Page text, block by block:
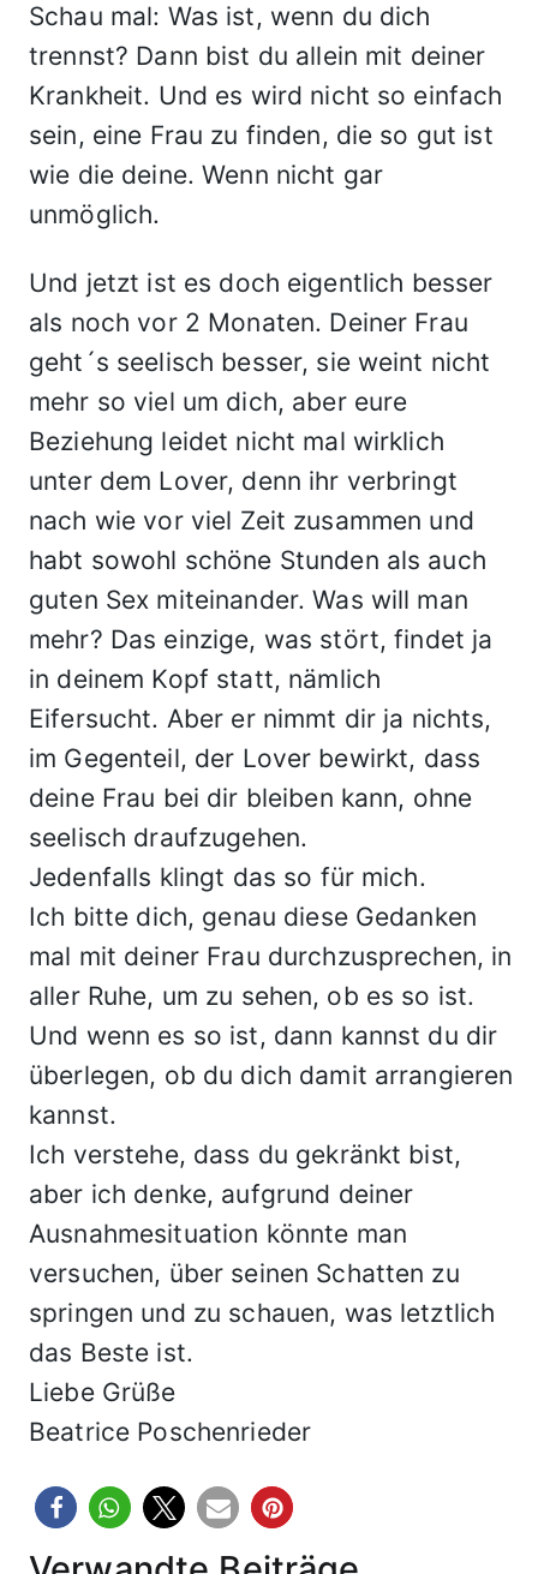
Schau mal: Was ist, wenn du dich
trennst? Dann bist du allein mit deiner
Krankheit. Und es wird nicht so einfach
sein, eine Frau zu finden, die so gut ist
wie die deine. Wenn nicht gar
unmöglich.
Und jetzt ist es doch eigentlich besser
als noch vor 2 Monaten. Deiner Frau
geht´s seelisch besser, sie weint nicht
mehr so viel um dich, aber eure
Beziehung leidet nicht mal wirklich
unter dem Lover, denn ihr verbringt
nach wie vor viel Zeit zusammen und
habt sowohl schöne Stunden als auch
guten Sex miteinander. Was will man
mehr? Das einzige, was stört, findet ja
in deinem Kopf statt, nämlich
Eifersucht. Aber er nimmt dir ja nichts,
im Gegenteil, der Lover bewirkt, dass
deine Frau bei dir bleiben kann, ohne
seelisch draufzugehen.
Jedenfalls klingt das so für mich.
Ich bitte dich, genau diese Gedanken
mal mit deiner Frau durchzusprechen, in
aller Ruhe, um zu sehen, ob es so ist.
Und wenn es so ist, dann kannst du dir
überlegen, ob du dich damit arrangieren
kannst.
Ich verstehe, dass du gekränkt bist,
aber ich denke, aufgrund deiner
Ausnahmesituation könnte man
versuchen, über seinen Schatten zu
springen und zu schauen, was letztlich
das Beste ist.
Liebe Grüße
Beatrice Poschenrieder